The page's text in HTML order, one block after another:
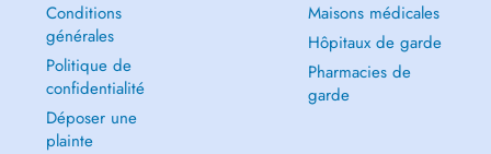
Conditions
générales
Politique de
confidentialité
Déposer une
plainte
Maisons médicales
Hôpitaux de garde
Pharmacies de
garde